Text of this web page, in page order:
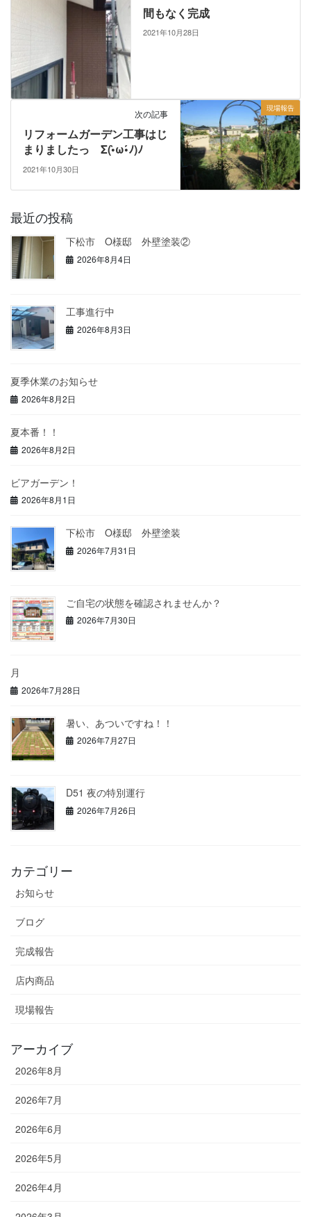
間もなく完成
2021年10月28日
現場報告
次の記事
リフォームガーデン工事はじ
まりましたっ Σ(•̀ω•́ﾉ)ﾉ
2021年10月30日
最近の投稿
下松市 O様邸 外壁塗装②
2026年8月4日
工事進行中
2026年8月3日
夏季休業のお知らせ
2026年8月2日
夏本番！！
2026年8月2日
ビアガーデン！
2026年8月1日
下松市 O様邸 外壁塗装
2026年7月31日
ご自宅の状態を確認されませんか？
2026年7月30日
月
2026年7月28日
暑い、あついですね！！
2026年7月27日
D51 夜の特別運行
2026年7月26日
カテゴリー
お知らせ
ブログ
完成報告
店内商品
現場報告
アーカイブ
2026年8月
2026年7月
2026年6月
2026年5月
2026年4月